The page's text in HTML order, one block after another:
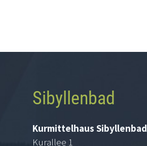
Sibyllenbad
Kurmittelhaus Sibyllenbad
Kurallee 1